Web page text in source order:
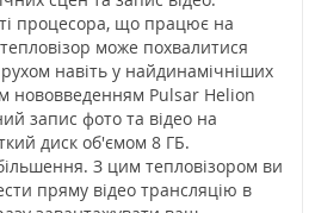
процесора, що працює на
може похвалитися
навіть у найдинамічніших
нововведенням Pulsar Helion
запис фото та відео на
диск об'ємом 8 ГБ.
З цим тепловізором ви
пряму відео трансляцію в